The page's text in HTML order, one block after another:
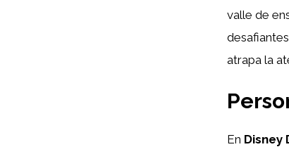
valle de
atrapa la
En Disney